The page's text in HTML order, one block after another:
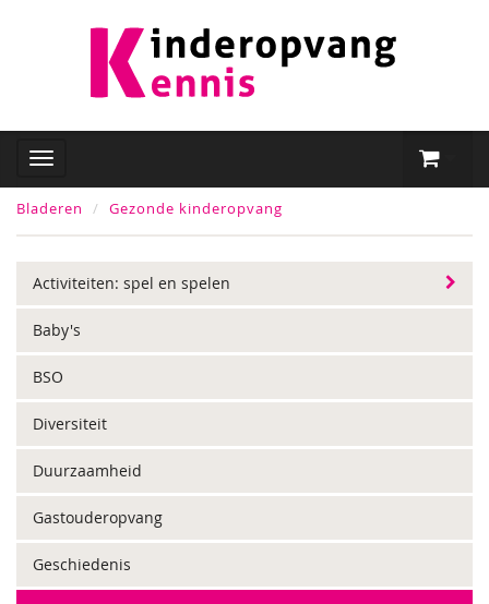
Bladeren Gezonde kinderopvang
Activiteiten: spel en spelen
Baby's
BSO
Diversiteit
Duurzaamheid
Gastouderopvang
Geschiedenis